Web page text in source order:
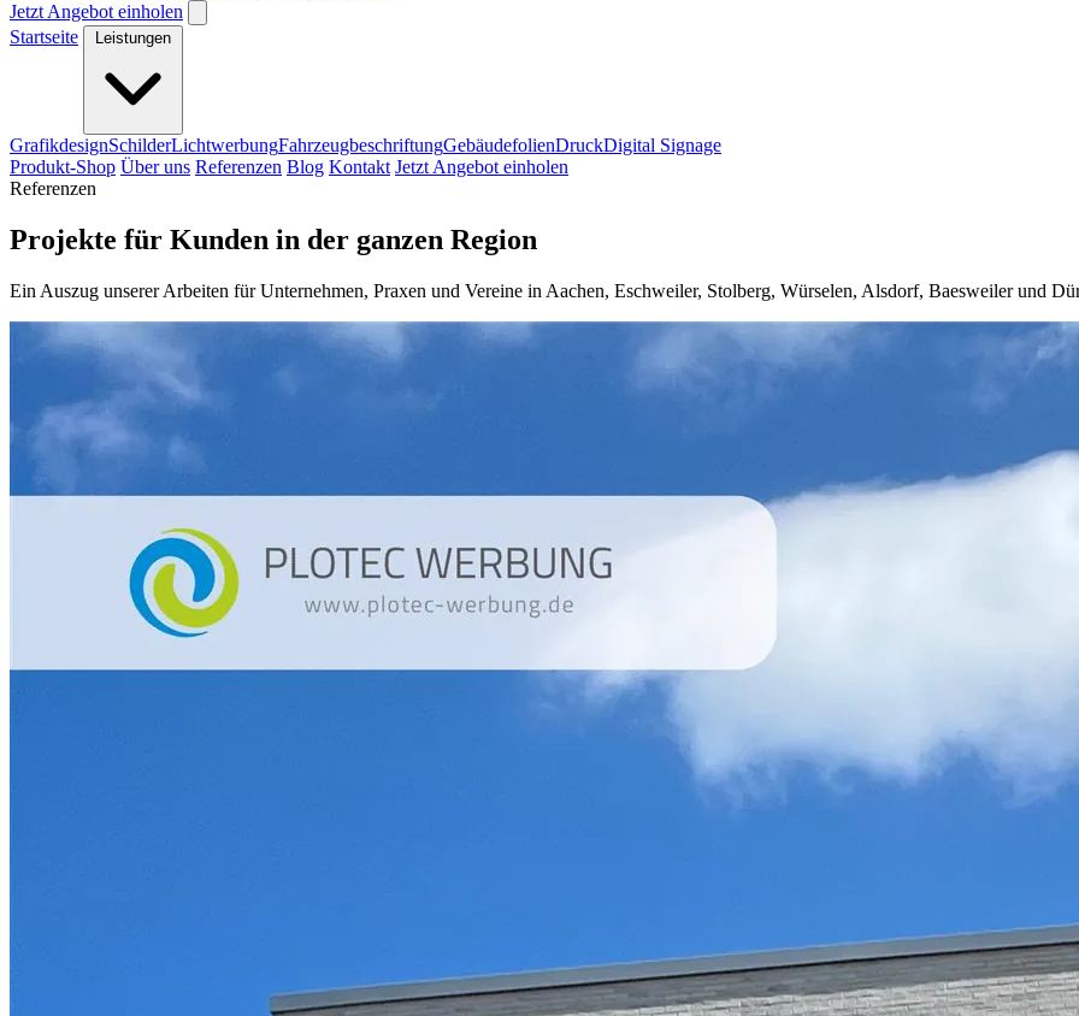
Jetzt Angebot einholen
Startseite
GrafikdesignSchilderLichtwerbungFahrzeugbeschriftungGebäudefolienDruckDigital Signage
Produkt-Shop Über uns Referenzen Blog Kontakt Jetzt Angebot einholen
Referenzen
Projekte für Kunden in der ganzen Region
Ein Auszug unserer Arbeiten für Unternehmen, Praxen und Vereine in Aachen, Eschweiler, Stolberg, Würselen, Alsdorf, Baesweiler und